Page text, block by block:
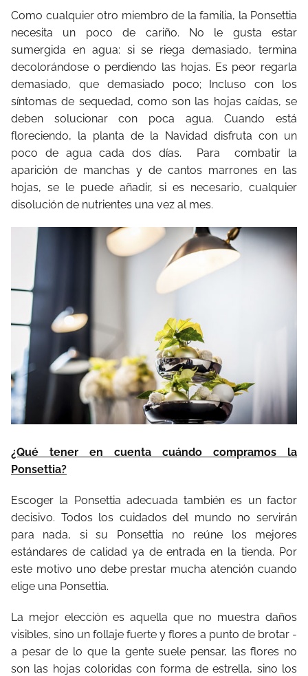
Como cualquier otro miembro de la familia, la Ponsettia
necesita un poco de cariño. No le gusta estar
sumergida en agua: si se riega demasiado, termina
decolorándose o perdiendo las hojas. Es peor regarla
demasiado, que demasiado poco; Incluso con los
síntomas de sequedad, como son las hojas caídas, se
deben solucionar con poca agua. Cuando está
floreciendo, la planta de la Navidad disfruta con un
poco de agua cada dos días. Para combatir la
aparición de manchas y de cantos marrones en las
hojas, se le puede añadir, si es necesario, cualquier
disolución de nutrientes una vez al mes.
¿Qué tener en cuenta cuándo compramos la
Ponsettia?
Escoger la Ponsettia adecuada también es un factor
decisivo. Todos los cuidados del mundo no servirán
para nada, si su Ponsettia no reúne los mejores
estándares de calidad ya de entrada en la tienda. Por
este motivo uno debe prestar mucha atención cuando
elige una Ponsettia.
La mejor elección es aquella que no muestra daños
visibles, sino un follaje fuerte y flores a punto de brotar -
a pesar de lo que la gente suele pensar, las flores no
son las hojas coloridas con forma de estrella, sino los